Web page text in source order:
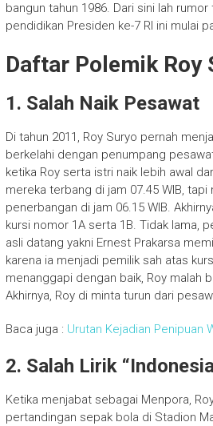
bangun tahun 1986. Dari sini lah
pendidikan Presiden ke-7 RI ini mulai
Daftar Polemik Roy
1. Salah Naik Pesawat
Di tahun 2011, Roy Suryo pernah
berkelahi dengan penumpang
ketika Roy serta istri naik lebih awal
mereka terbang di jam 07.45 WIB,
penerbangan di jam 06.15 WIB.
kursi nomor 1A serta 1B. Tidak lama,
asli datang yakni Ernest Prakarsa
karena ia menjadi pemilik sah atas
menanggapi dengan baik, Roy malah
Akhirnya, Roy di minta turun dari
Baca juga : Urutan Kejadian Penipuan
2. Salah Lirik
Ketika menjabat sebagai Menpora,
pertandingan sepak bola di Stadion